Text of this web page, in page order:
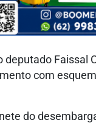
Faissal
com
do